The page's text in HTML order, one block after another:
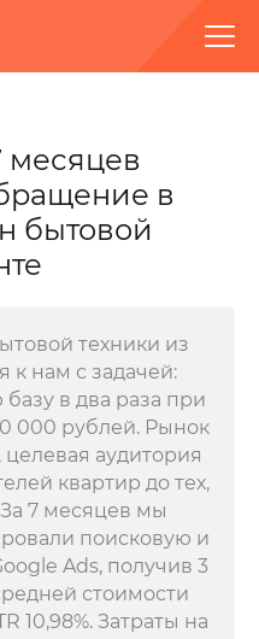
месяцев
в
бытовой
техники из
к нам с задачей:
в два раза при
000 рублей. Рынок
аудитория
квартир до тех,
7 месяцев мы
поисковую и
Ads, получив 3
стоимости
10,98%. Затраты на